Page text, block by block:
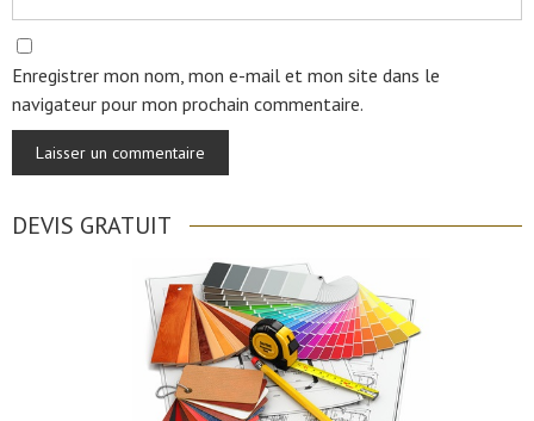
Enregistrer mon nom, mon e-mail et mon site dans le
navigateur pour mon prochain commentaire.
DEVIS GRATUIT